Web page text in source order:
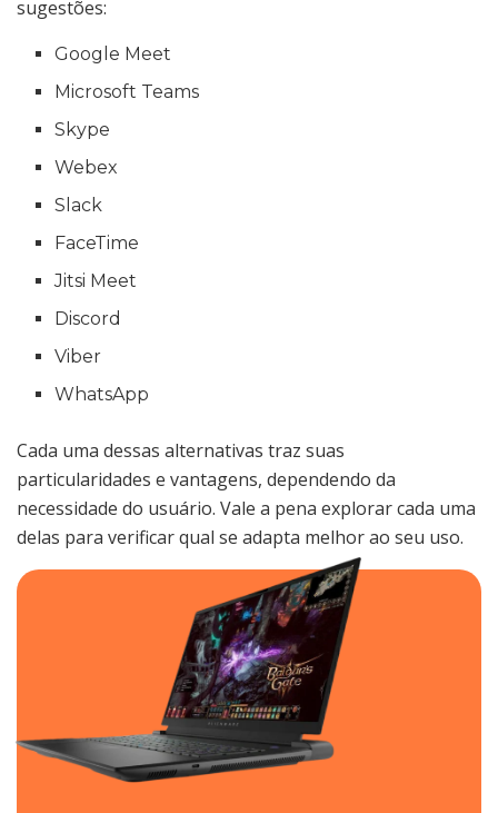
sugestões:
Google Meet
Microsoft Teams
Skype
Webex
Slack
FaceTime
Jitsi Meet
Discord
Viber
WhatsApp
Cada uma dessas alternativas traz suas
particularidades e vantagens, dependendo da
necessidade do usuário. Vale a pena explorar cada uma
delas para verificar qual se adapta melhor ao seu uso.